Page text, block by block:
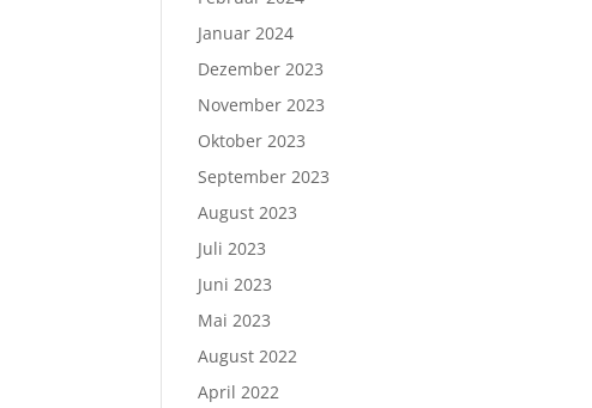
Januar 2024
Dezember 2023
November 2023
Oktober 2023
September 2023
August 2023
Juli 2023
Juni 2023
Mai 2023
August 2022
April 2022